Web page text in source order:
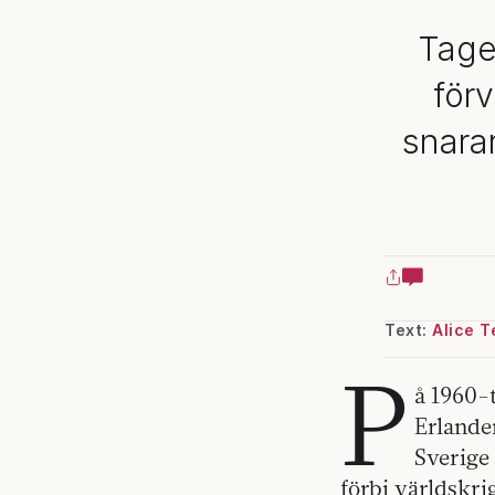
Text: Alice
P å
förbi